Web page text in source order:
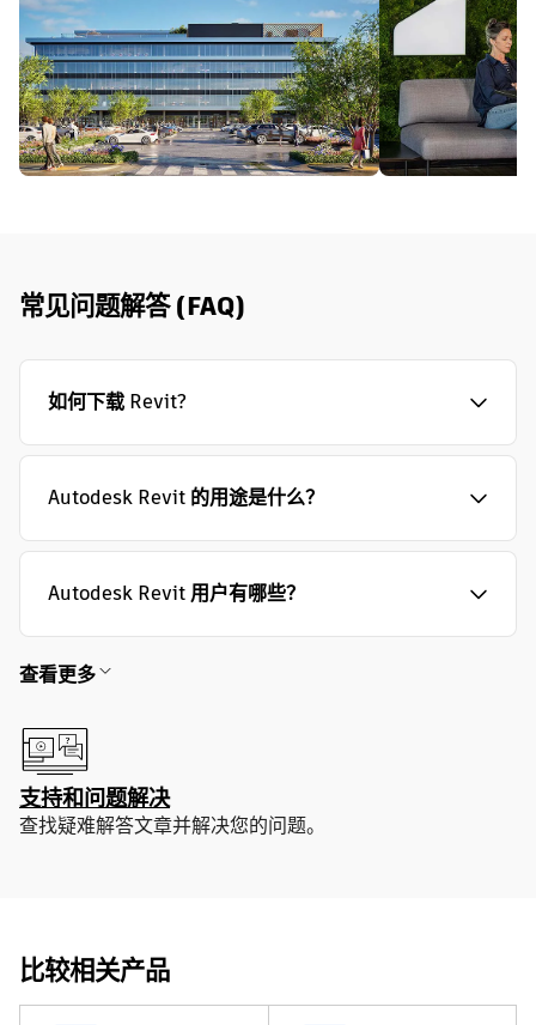
常见问题解答 (FAQ)
如何下载 Revit?
Autodesk Revit 的用途是什么？
Autodesk Revit 用户有哪些？
查看更多
支持和问题解决
查找疑难解答文章并解决您的问题。
比较相关产品